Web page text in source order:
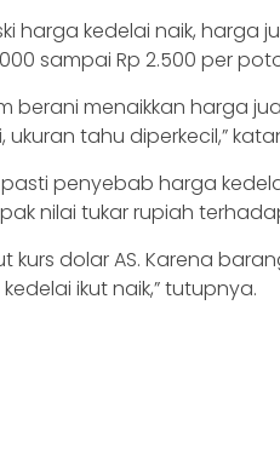
harga kedelai naik, harga
sampai Rp 2.500 per
berani menaikkan harga
ukuran tahu diperkecil,”
penyebab harga
nilai tukar rupiah
kurs dolar AS. Karena
ikut naik,” tutupnya.